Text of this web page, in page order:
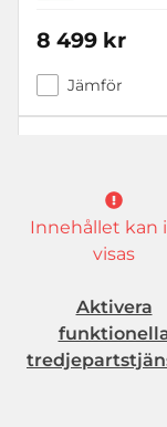
8 499 kr
Jämför
Innehållet kan
visas
Aktivera